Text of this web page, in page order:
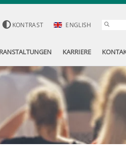
KONTRAST ENGLISH
KARRIERE